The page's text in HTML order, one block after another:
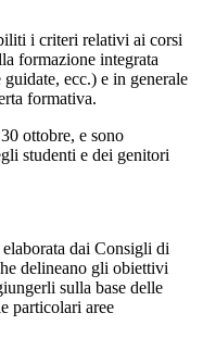
i criteri relativi ai corsi
formazione integrata
ecc.) e in generale
formativa.
ottobre, e sono
studenti e dei genitori
dai Consigli di
delineano gli obiettivi
sulla base delle
particolari aree